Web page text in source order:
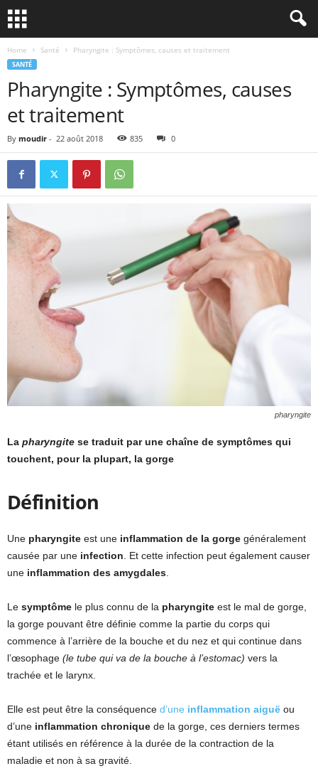
Home Santé Pharyngite : Symptômes, causes et traitement
SANTÉ
Pharyngite : Symptômes, causes
et traitement
By moudir - 22 août 2018 835 0
pharyngite
La pharyngite se traduit par une chaîne de symptômes qui
touchent, pour la plupart, la gorge
Définition
Une pharyngite est une inflammation de la gorge généralement
causée par une infection. Et cette infection peut également causer
une inflammation des amygdales.
Le symptôme le plus connu de la pharyngite est le mal de gorge,
la gorge pouvant être définie comme la partie du corps qui
commence à l’arrière de la bouche et du nez et qui continue dans
l’œsophage (le tube qui va de la bouche à l’estomac) vers la
trachée et le larynx.
Elle est peut être la conséquence d’une inflammation aiguë ou
d’une inflammation chronique de la gorge, ces derniers termes
étant utilisés en référence à la durée de la contraction de la
maladie et non à sa gravité.